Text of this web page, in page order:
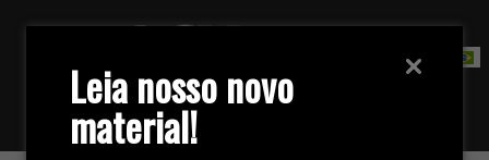
Leia nosso novo
material!
Fale com nossa equipe de vendas